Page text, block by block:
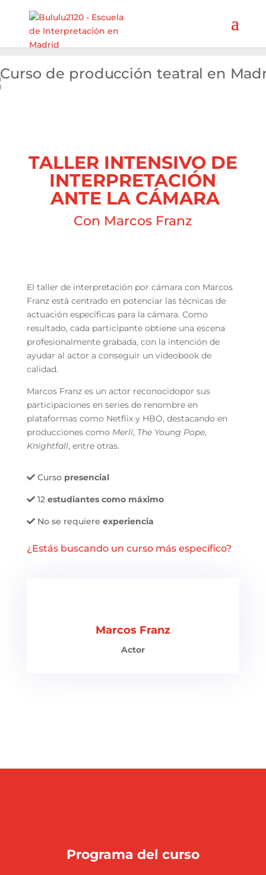
TALLER INTENSIVO DE
INTERPRETACIÓN
ANTE LA CÁMARA
Con Marcos Franz
El taller de interpretación por cámara con Marcos
Franz está centrado en potenciar las técnicas de
actuación específicas para la cámara. Como
resultado, cada participante obtiene una escena
profesionalmente grabada, con la intención de
ayudar al actor a conseguir un videobook de
calidad.
Marcos Franz es un actor reconocidopor sus
participaciones en series de renombre en
plataformas como Netflix y HBO, destacando en
producciones como Merlí, The Young Pope,
Knightfall, entre otras.
Curso presencial
12 estudiantes como máximo
No se requiere experiencia
¿Estás buscando un curso más específico?
Marcos Franz
Actor
Programa del curso